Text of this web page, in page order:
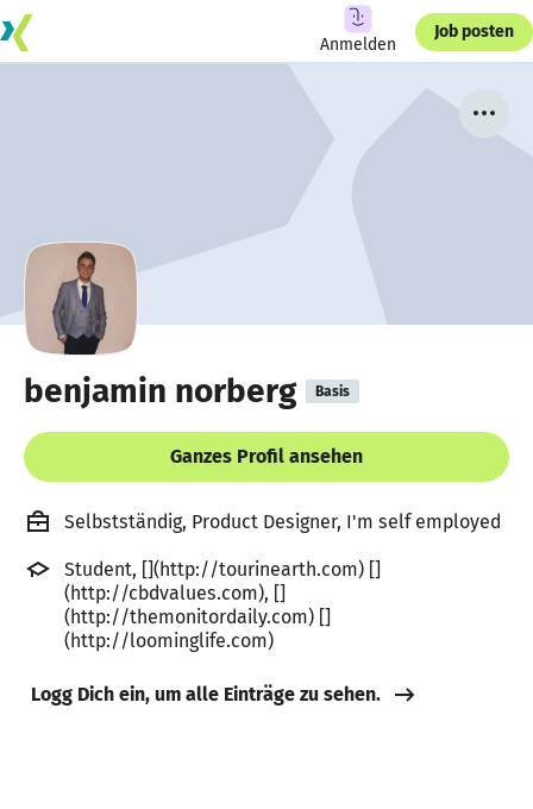
Anmelden
Job posten
benjamin norberg Basis
Ganzes Profil ansehen
Selbstständig, Product Designer, I'm self employed
Student, [](http://tourinearth.com) []
(http://cbdvalues.com), []
(http://themonitordaily.com) []
(http://loominglife.com)
Logg Dich ein, um alle Einträge zu sehen.